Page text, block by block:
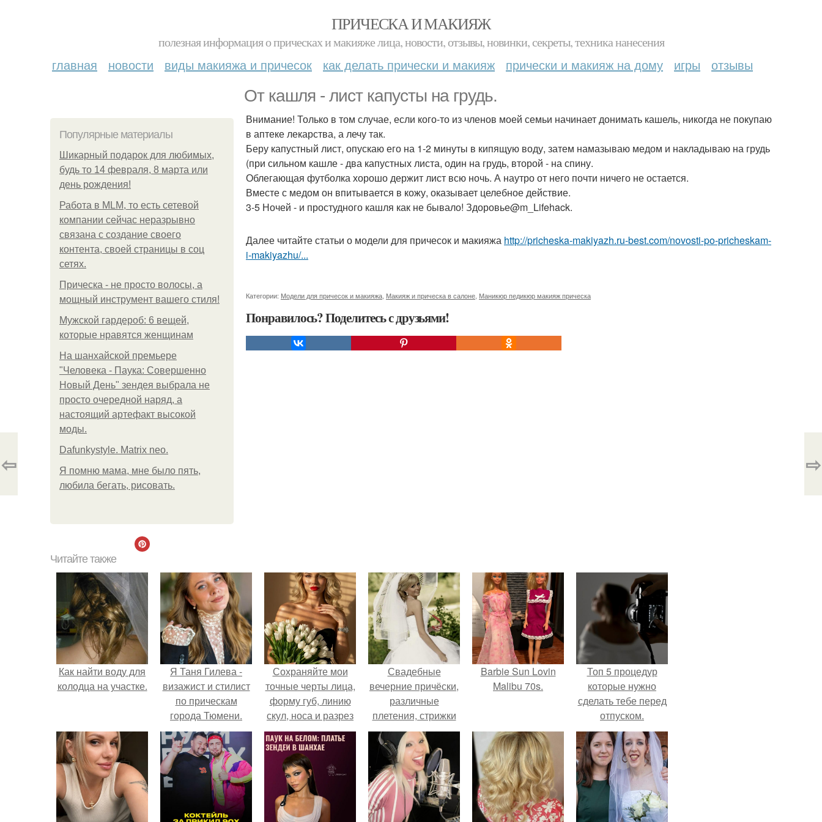
ПРИЧЕСКА И МАКИЯЖ
полезная информация о прическах и макияже лица, новости, отзывы, новинки, секреты, техника нанесения
главная новости виды макияжа и причесок как делать прически и макияж прически и макияж на дому игры отзывы
От кашля - лист капусты на грудь.
Популярные материалы
Шикарный подарок для любимых,
будь то 14 февраля, 8 марта или
день рождения!
Работа в MLM, то есть сетевой
компании сейчас неразрывно
связана с создание своего
контента, своей страницы в соц
сетях.
Прическа - не просто волосы, а
мощный инструмент вашего стиля!
Мужской гардероб: 6 вещей,
которые нравятся женщинам
На шанхайской премьере
"Человека - Паука: Совершенно
Новый День" зендея выбрала не
просто очередной наряд, а
настоящий артефакт высокой
моды.
Dafunkystyle. Matrix neo.
Я помню мама, мне было пять,
любила бегать, рисовать.
Внимание! Только в том случае, если кого-то из членов моей семьи начинает донимать кашель, никогда не покупаю
в аптеке лекарства, а лечу так.
Беру капустный лист, опускаю его на 1-2 минуты в кипящую воду, затем намазываю медом и накладываю на грудь
(при сильном кашле - два капустных листа, один на грудь, второй - на спину.
Облегающая футболка хорошо держит лист всю ночь. А наутро от него почти ничего не остается.
Вместе с медом он впитывается в кожу, оказывает целебное действие.
3-5 Ночей - и простудного кашля как не бывало! Здоровье@m_Lifehack.
Далее читайте статьи о модели для причесок и макияжа http://pricheska-makiyazh.ru-best.com/novosti-po-pricheskam-
i-makiyazhu/...
Категории: Модели для причесок и макияжа Макияж и прическа в салоне Маникюр педикюр макияж прическа
Понравилось? Поделитесь с друзьями!
⇦ ⇨
Читайте также
Как найти воду для
колодца на участке.
Я Таня Гилева -
визажист и стилист
по прическам
города Тюмени.
Сохраняйте мои
точные черты лица,
форму губ, линию
скул, носа и разрез
глаз.
Свадебные
вечерние причёски,
различные
плетения, стрижки
окрашивание,
свадебный
вечерний макияж.
Barbie Sun Lovin
Malibu 70s.
Топ 5 процедур
которые нужно
сделать тебе перед
отпуском.